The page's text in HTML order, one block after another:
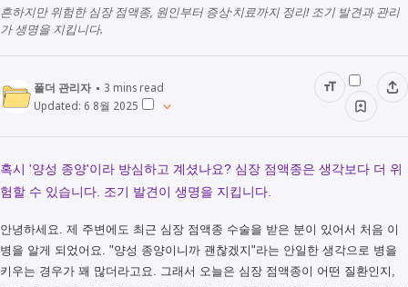
흔하지만 위험한 심장 점액종, 원인부터 증상·치료까지 정리! 조기 발견과 관리
가 생명을 지킵니다.
폴더 관리자 3 mins read
Updated: 6 8월 2025
혹시 '양성 종양'이라 방심하고 계셨나요? 심장 점액종은 생각보다 더 위
험할 수 있습니다. 조기 발견이 생명을 지킵니다.
안녕하세요. 제 주변에도 최근 심장 점액종 수술을 받은 분이 있어서 처음 이
병을 알게 되었어요. "양성 종양이니까 괜찮겠지"라는 안일한 생각으로 병을
키우는 경우가 꽤 많더라고요. 그래서 오늘은 심장 점액종이 어떤 질환인지,